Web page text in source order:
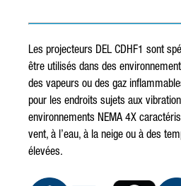
Les projecteurs DEL CDHF1 sont
être utilisés dans des
des vapeurs ou des gaz
pour les endroits sujets aux
environnements NEMA 4X
vent, à l’eau, à la neige ou à des
élevées.